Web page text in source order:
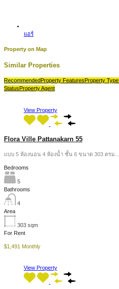
แอร์
Property on Map
Similar Properties
Recommended Property Features Property Type
Status Property Agent
View Property
Flora Ville Pattanakarn 55
แบบ 5 ห้องนอน 4 ห้องน้ำ ชั้น 6 ขนาด 303 ตรม.…
Bedrooms
5
Bathrooms
4
Area
303 sqm
For Rent
$1,491 Monthly
View Property